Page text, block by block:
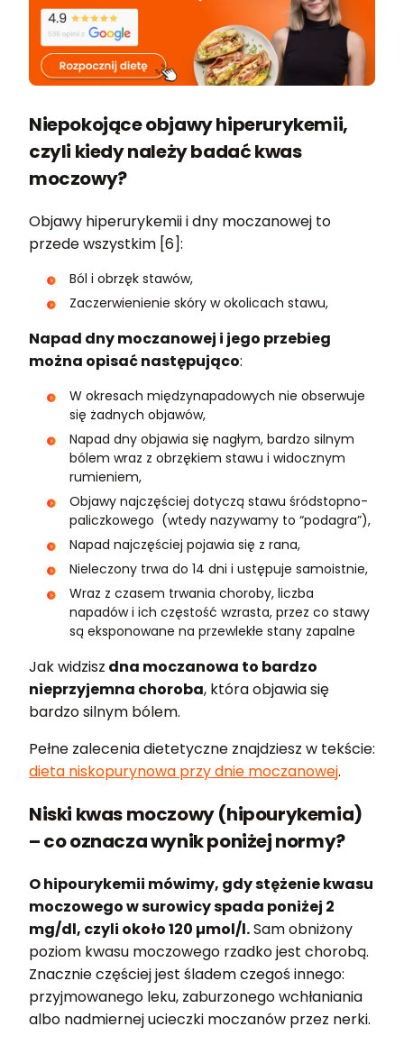
Niepokojące objawy hiperurykemii,
czyli kiedy należy badać kwas
moczowy?
Objawy hiperurykemii i dny moczanowej to
przede wszystkim [6]:
Ból i obrzęk stawów,
Zaczerwienienie skóry w okolicach stawu,
Napad dny moczanowej i jego przebieg
można opisać następująco:
W okresach międzynapadowych nie obserwuje
się żadnych objawów,
Napad dny objawia się nagłym, bardzo silnym
bólem wraz z obrzękiem stawu i widocznym
rumieniem,
Objawy najczęściej dotyczą stawu śródstopno-
paliczkowego (wtedy nazywamy to “podagra”),
Napad najczęściej pojawia się z rana,
Nieleczony trwa do 14 dni i ustępuje samoistnie,
Wraz z czasem trwania choroby, liczba
napadów i ich częstość wzrasta, przez co stawy
są eksponowane na przewlekłe stany zapalne
Jak widzisz dna moczanowa to bardzo
nieprzyjemna choroba, która objawia się
bardzo silnym bólem.
Pełne zalecenia dietetyczne znajdziesz w tekście:
dieta niskopurynowa przy dnie moczanowej.
Niski kwas moczowy (hipourykemia)
– co oznacza wynik poniżej normy?
O hipourykemii mówimy, gdy stężenie kwasu
moczowego w surowicy spada poniżej 2
mg/dl, czyli około 120 µmol/l.Sam obniżony
poziom kwasu moczowego rzadko jest chorobą.
Znacznie częściej jest śladem czegoś innego:
przyjmowanego leku, zaburzonego wchłaniania
albo nadmiernej ucieczki moczanów przez nerki.